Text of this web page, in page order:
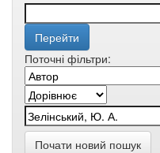
Поточні фільтри:
Почати новий пошук